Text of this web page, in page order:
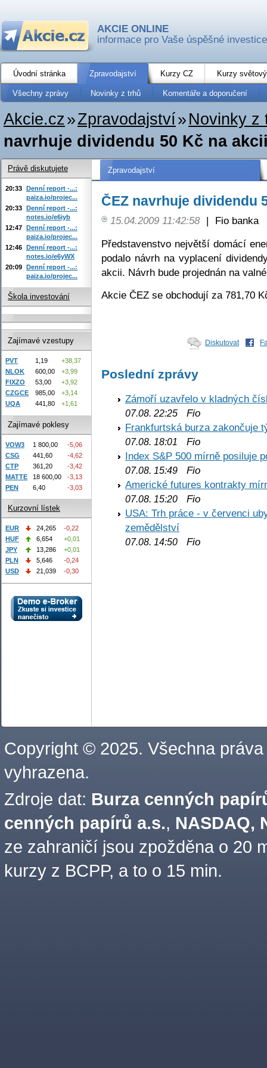
AKCIE ONLINE
informace pro Vaše úspěšné investice
Úvodní stránka Zpravodajství Kurzy CZ Kurzy
Všechny zprávy Novinky z trhů Komentáře a doporučení
Akcie.cz»Zpravodajství» Novinky z
navrhuje dividendu 50 Kč na
Zpravodajství
ČEZ navrhuje dividendu
15.04.2009 11:42:58 |
Fio banka
Představenstvo největší domácí
podalo návrh na vyplacení
akcii. Návrh bude projednán na
Akcie ČEZ se obchodují za 781,70
Diskutovat
Poslední zprávy
Zámoří uzavřelo v kladných
07.08. 22:25 Fio
Frankfurtská burza zakončuje
07.08. 18:01
Fio
Index S&P 500 mírně posiluje
07.08. 15:49 Fio
Americké futures kontrakty
07.08. 15:20 Fio
USA: Trh práce - v červenci
zemědělství
07.08. 14:50 Fio
Právě diskutujete
20:33 Denní report -...:
paiza.io/projec...
20:33 Denní report -...:
notes.io/e6iyb
12:47 Denní report -...:
paiza.io/projec...
12:46 Denní report -...:
notes.io/e6yWX
20:09 Denní report -...:
paiza.io/projec...
Škola investování
Zajímavé vzestupy
PVT 1,19
+38,37
NLOK
600,00
+3,99
FIXZO
53,00
+3,92
CZGCE
985,00
+3,14
UQA
441,80 +1,61
Zajímavé poklesy
VOW3 1 800,00
-5,06
CSG
441,60
-4,62
CTP
361,20
-3,42
MATTE
18 600,00
-3,13
PEN
6,40 -3,03
Kurzovní lístek
EUR 24,265
-0,22
HUF
6,654
+0,01
JPY
13,286
+0,01
PLN
5,646
-0,24
USD
21,039 -0,30
Copyright © 2025. Všechna práva
vyhrazena.
Zdroje dat: Burza cenných
cenných papírů a.s., NASDAQ,
ze zahraničí jsou zpožděna o 20
kurzy z BCPP, a to o 15 min.